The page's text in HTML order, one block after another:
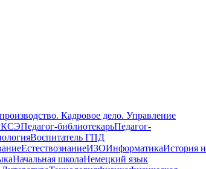
Кадровое дело. Управление
Педагог-библиотекарьПедагог-
Воспитатель ГПД
ЕстествознаниеИЗОИнформатикаИстория и
Начальная школаНемецкий язык